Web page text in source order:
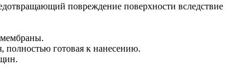
повреждение поверхности вследствие
мембраны.
полностью готовая к нанесению.